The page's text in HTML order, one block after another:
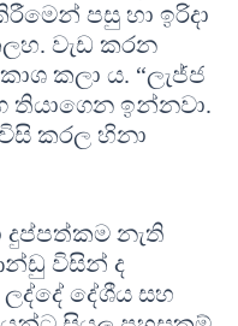
පසු හා ඉරිදා
වැඩ කරන
කලා ය. “ලැජ්ජ
තියාගෙන ඉන්නවා.
කරල හිනා
දුප්පත්කම නැති
විසින් ද
දේශීය සහ